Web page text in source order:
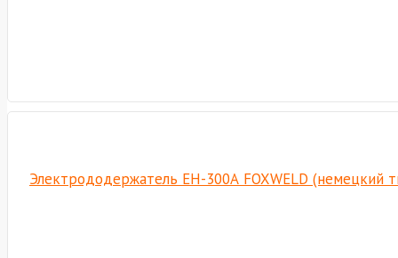
Электрододержатель EH-300А FOXWELD (немецкий